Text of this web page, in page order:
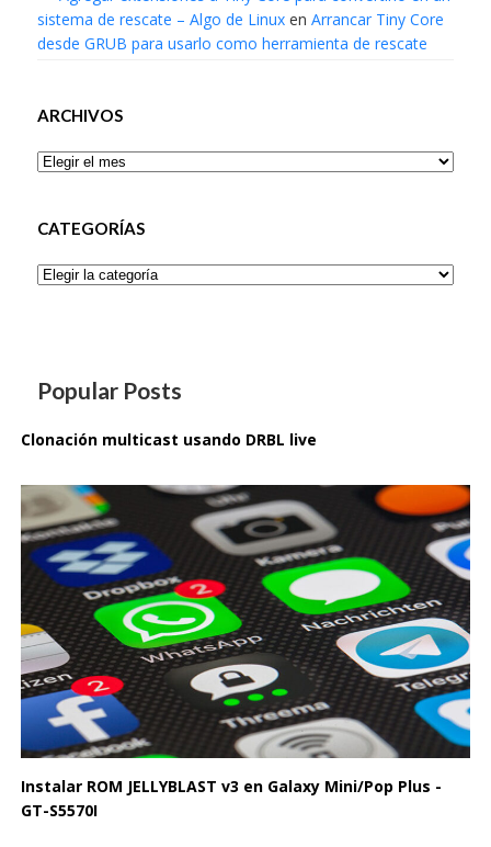
sistema de rescate – Algo de Linuxen Arrancar Tiny Core
desde GRUB para usarlo como herramienta de rescate
ARCHIVOS
Archivos
CATEGORÍAS
Categorías
Popular Posts
Clonación multicast usando DRBL live
Instalar ROM JELLYBLAST v3 en Galaxy Mini/Pop Plus -
GT-S5570I